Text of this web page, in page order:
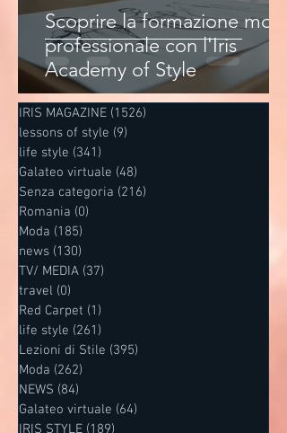
Scoprire la formazione moda
professionale con l'Iris
Academy of Style
IRIS MAGAZINE (1526)
lessons of style (9)
life style (341)
Galateo virtuale (48)
Senza categoria (216)
Romania (0)
Moda (185)
news (130)
TV/ MEDIA (37)
travel (0)
Red Carpet (1)
life style (261)
Lezioni di Stile (395)
Moda (262)
NEWS (84)
Galateo virtuale (64)
IRIS STYLE (189)